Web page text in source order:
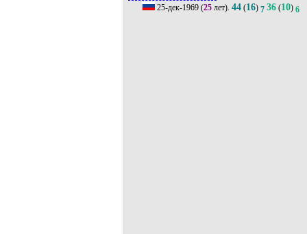
25-дек-1969(25лет). 44(16) 7 36(10) 6